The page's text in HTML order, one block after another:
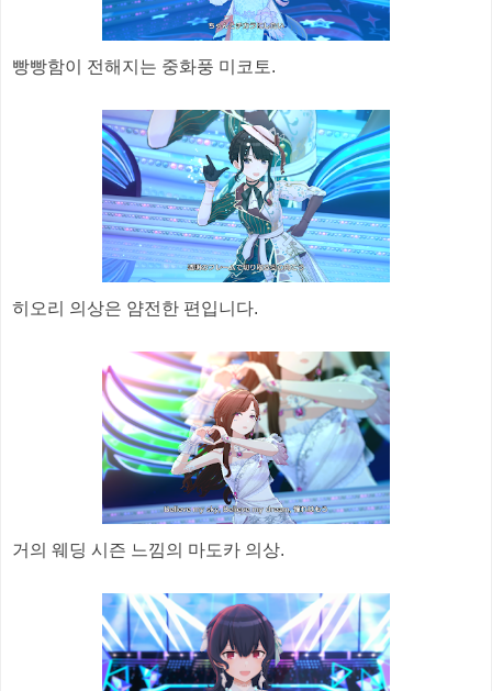
빵빵함이 전해지는 중화풍 미코토.
히오리 의상은 얌전한 편입니다.
거의 웨딩 시즌 느낌의 마도카 의상.